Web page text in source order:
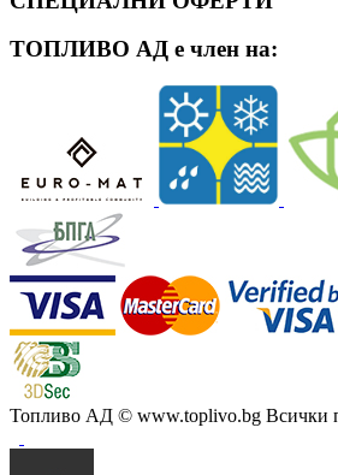
ТОПЛИВО АД е член на:
Топливо АД © www.toplivo.bg Всички